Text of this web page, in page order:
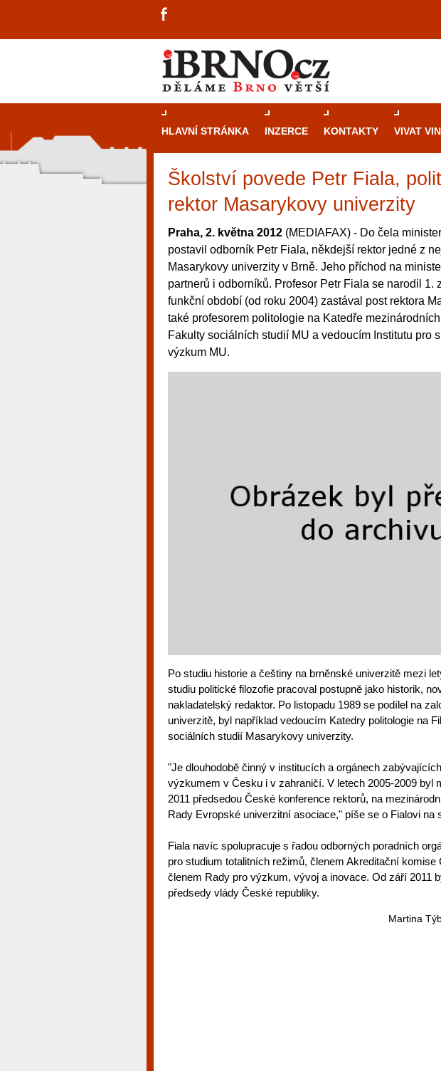
HLAVNÍ STRÁNKA INZERCE KONTAKTY VIVAT
Školství povede Petr Fiala,
rektor Masarykovy univerzity
Praha, 2. května 2012 (MEDIAFAX) - Do čela
postavil odborník Petr Fiala, někdejší rektor jedné z
Masarykovy univerzity v Brně. Jeho příchod na
partnerů i odborníků. Profesor Petr Fiala se narodil 1.
funkční období (od roku 2004) zastával post rektora
také profesorem politologie na Katedře
Fakulty sociálních studií MU a vedoucím Institutu pro
výzkum MU.
Po studiu historie a češtiny na brněnské univerzitě mezi
studiu politické filozofie pracoval postupně jako historik,
nakladatelský redaktor. Po listopadu 1989 se podílel na
univerzitě, byl například vedoucím Katedry politologie na
sociálních studií Masarykovy univerzity.
"Je dlouhodobě činný v institucích a orgánech
výzkumem v Česku i v zahraničí. V letech 2005-2009 byl
2011 předsedou České konference rektorů, na
Rady Evropské univerzitní asociace," píše se o Fialovi na
Fiala navíc spolupracuje s řadou odborných poradních
pro studium totalitních režimů, členem Akreditační
členem Rady pro výzkum, vývoj a inovace. Od září 2011
předsedy vlády České republiky.
Martina
Průvodce
rulety po video
Brno je městem
restaurace,
místem, kde si
různé kasinové
metropoli
rulety až po
návštěvníky, tak pro příležitostné hráče. V...